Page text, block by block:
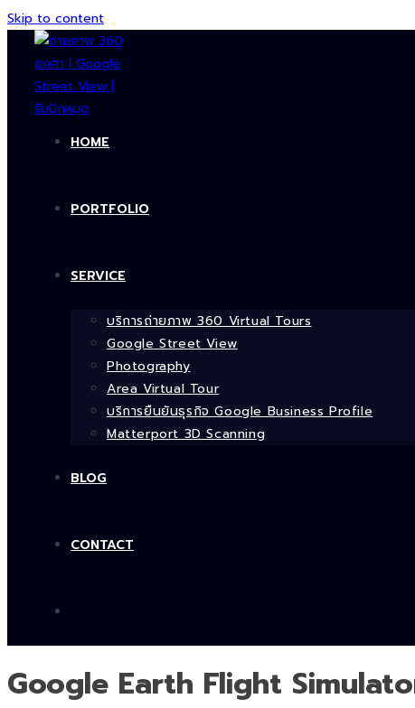
Skip to content
HOME
PORTFOLIO
SERVICE
บริการถ่ายภาพ 360 Virtual Tours
Google Street View
Photography
Area Virtual Tour
บริการยืนยันธุรกิจ Google Business Profile
Matterport 3D Scanning
BLOG
CONTACT
Google Earth Flight